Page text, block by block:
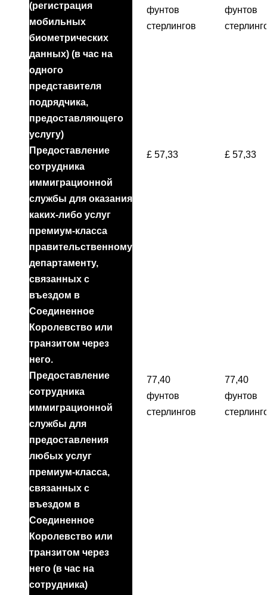
(регистрация
мобильных
биометрических
данных) (в час на
одного
представителя
подрядчика,
предоставляющего
услугу)
фунтов
стерлингов
фунтов
Предоставление
сотрудника
иммиграционной
службы для оказания
каких-либо услуг
премиум-класса
правительственному
департаменту,
связанных с
въездом в
Соединенное
Королевство или
транзитом через
него.
£ 57,33 £ 57,33
Предоставление
сотрудника
иммиграционной
службы для
предоставления
любых услуг
премиум-класса,
связанных с
въездом в
Соединенное
Королевство или
транзитом через
него (в час на
сотрудника)
77,40
фунтов
стерлингов
77,40
фунтов